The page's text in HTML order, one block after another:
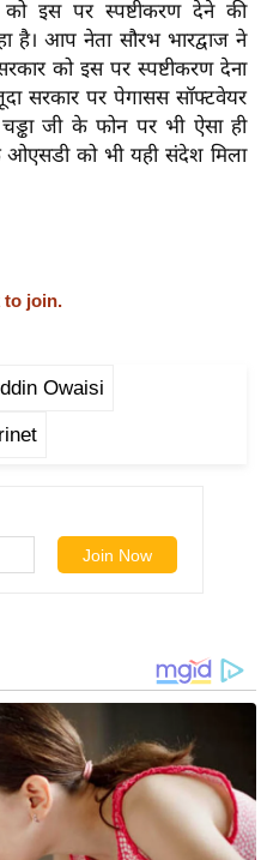
को इस पर स्पष्टीकरण देने की
है। आप नेता सौरभ भारद्वाज ने
को इस पर स्पष्टीकरण देना
सरकार पर पेगासस सॉफ्टवेयर
जी के फोन पर भी ऐसा ही
को भी यही संदेश मिला
to join.
Owaisi